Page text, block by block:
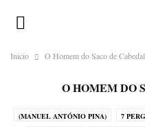
Inicio O Homem do Saco de Cabedal
O HOMEM DO
(MANUEL ANTÓNIO PINA) 7